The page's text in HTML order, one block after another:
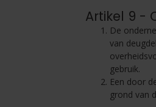
Artikel 9 -
De
van
gebruik.
Een door
grond van